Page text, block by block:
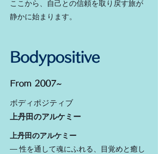
ここから、自己との信頼を取り戻す旅が
静かに始まります。
Bodypositive
From 2007~
​ボディポジティブ
上丹田のアルケミー
上丹田のアルケミー
― 性を通して魂にふれる、目覚めと癒し